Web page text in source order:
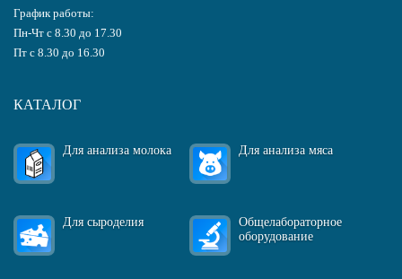
График работы:
Пн-Чт с 8.30 до 17.30
Пт с 8.30 до 16.30
КАТАЛОГ
Для анализа молока Для анализа мяса
Для сыроделия
Общелабораторное
оборудование